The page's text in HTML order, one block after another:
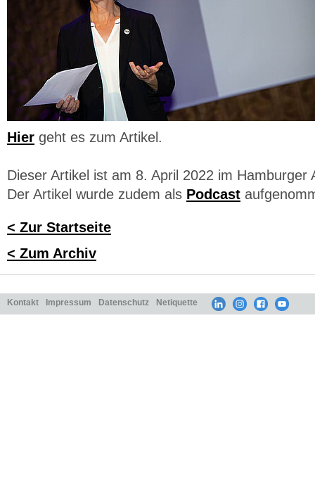
Hier geht es zum Artikel.
Dieser Artikel ist am 8. April 2022 im Hamburger
Der Artikel wurde zudem als Podcast
< Zur Startseite
< Zum Archiv
Kontakt Impressum Datenschutz Netiquette